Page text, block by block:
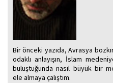
Bir önceki yazıda, Avrasya
odaklı anlayışın, İslam
buluştuğunda nasıl büyük bir
ele almaya çalıştım.